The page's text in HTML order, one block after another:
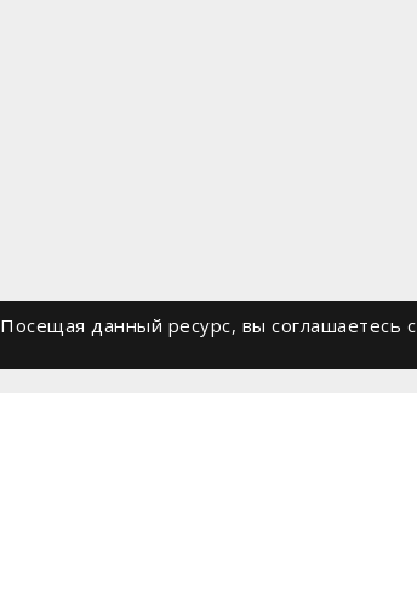
Посещая данный ресурс, вы соглашаетесь c